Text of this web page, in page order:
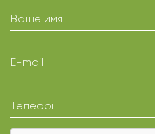
Ваше имя
E-mail
Телефон